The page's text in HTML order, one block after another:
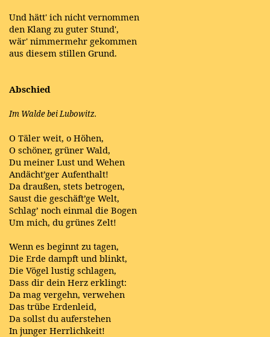
Und hätt' ich nicht vernommen
den Klang zu guter Stund',
wär' nimmermehr gekommen
aus diesem stillen Grund.
Abschied
Im Walde bei Lubowitz.
O Täler weit, o Höhen,
O schöner, grüner Wald,
Du meiner Lust und Wehen
Andächt’ger Aufenthalt!
Da draußen, stets betrogen,
Saust die geschäft’ge Welt,
Schlag’ noch einmal die Bogen
Um mich, du grünes Zelt!
Wenn es beginnt zu tagen,
Die Erde dampft und blinkt,
Die Vögel lustig schlagen,
Dass dir dein Herz erklingt:
Da mag vergehn, verwehen
Das trübe Erdenleid,
Da sollst du auferstehen
In junger Herrlichkeit!